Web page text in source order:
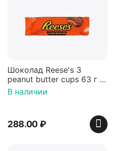
Шоколад Reese's 3
peanut butter cups 63 г с
арахисовой пастой
В наличии
288.00₽